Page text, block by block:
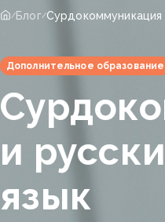
/Блог/Сурдокоммуникация
Дополнительное образование
и
язык